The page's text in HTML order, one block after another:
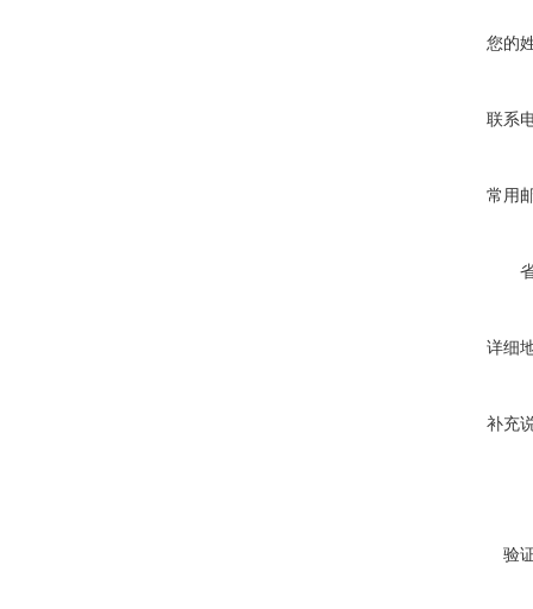
您的
联系
常用
详细
补充
验